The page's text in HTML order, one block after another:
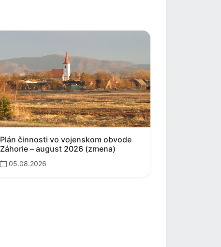
Plán činnosti vo vojenskom obvode
Záhorie – august 2026 (zmena)
05.08.2026